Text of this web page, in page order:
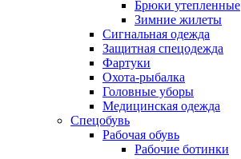
Брюки утепленные
Зимние жилеты
Сигнальная одежда
Защитная спецодежда
Фартуки
Охота-рыбалка
Головные уборы
Медицинская одежда
Спецобувь
Рабочая обувь
Рабочие ботинки